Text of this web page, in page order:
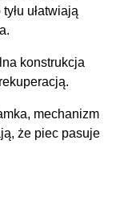
ułatwiają
konstrukcja
mechanizm
że piec pasuje